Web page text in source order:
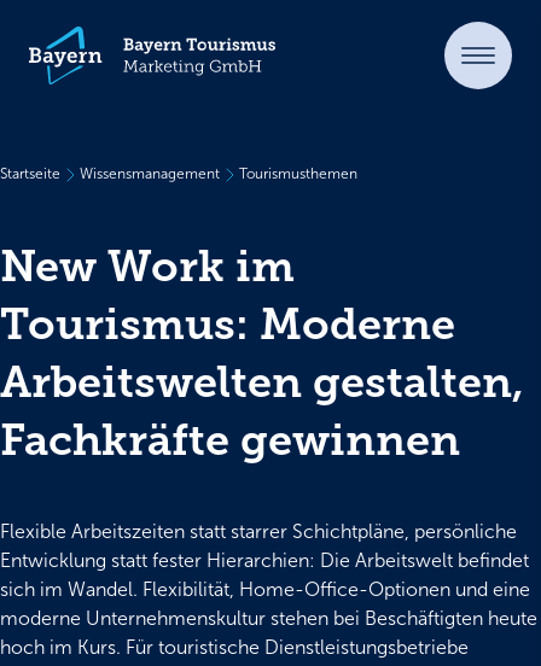
Startseite Wissensmanagement Tourismusthemen
New Work im
Tourismus: Moderne
Arbeitswelten gestalten,
Fachkräfte gewinnen
Flexible Arbeitszeiten statt starrer Schichtpläne, persönliche
Entwicklung statt fester Hierarchien: Die Arbeitswelt befindet
sich im Wandel. Flexibilität, Home-Office-Optionen und eine
moderne Unternehmenskultur stehen bei Beschäftigten heute
hoch im Kurs. Für touristische Dienstleistungsbetriebe